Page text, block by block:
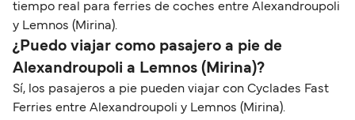
tiempo real para ferries de coches entre Alexandroupoli
y Lemnos (Mirina).
¿Puedo viajar como pasajero a pie de
Alexandroupoli a Lemnos (Mirina)?
Sí, los pasajeros a pie pueden viajar con Cyclades Fast
Ferries entre Alexandroupoli y Lemnos (Mirina).